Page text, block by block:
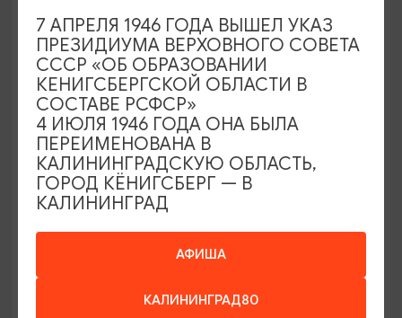
Концерты в Лютеранской церкви
19.07.2026 - 19.08.2026, 19:00
Калининград, Евангелическо-лютеранская церковь
«Воскресения»
ОТ 250₽
АФИША
КАЛИНИНГРАД80
7 АПРЕЛЯ 1946 ГОДА ВЫШЕЛ УКАЗ
ПРЕЗИДИУМА ВЕРХОВНОГО СОВЕТА
СССР «ОБ ОБРАЗОВАНИИ
КЕНИГСБЕРГСКОЙ ОБЛАСТИ В
СОСТАВЕ РСФСР»
4 ИЮЛЯ 1946 ГОДА ОНА БЫЛА
ПЕРЕИМЕНОВАНА В
КАЛИНИНГРАДСКУЮ ОБЛАСТЬ,
ГОРОД КЁНИГСБЕРГ — В
КАЛИНИНГРАД